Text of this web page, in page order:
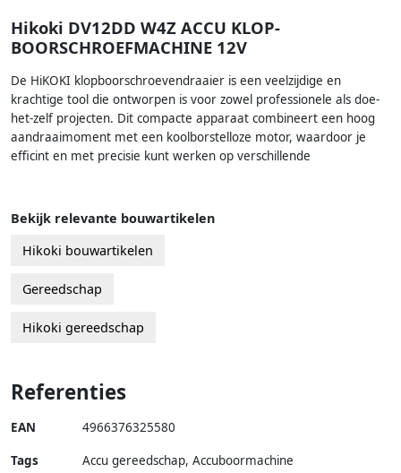
Hikoki DV12DD W4Z ACCU KLOP-
BOORSCHROEFMACHINE 12V
De HiKOKI klopboorschroevendraaier is een veelzijdige en
krachtige tool die ontworpen is voor zowel professionele als doe-
het-zelf projecten. Dit compacte apparaat combineert een hoog
aandraaimoment met een koolborstelloze motor, waardoor je
efficint en met precisie kunt werken op verschillende
Bekijk relevante bouwartikelen
Hikoki bouwartikelen
Gereedschap
Hikoki gereedschap
Referenties
EAN 4966376325580
Tags
Accu gereedschap, Accuboormachine